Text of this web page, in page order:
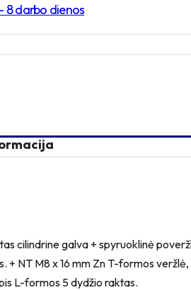
8 darbo dienos
cilindrine galva + spyruoklinė
+ NT M8 x 16 mm Zn T-formos
L-formos 5 dydžio raktas.